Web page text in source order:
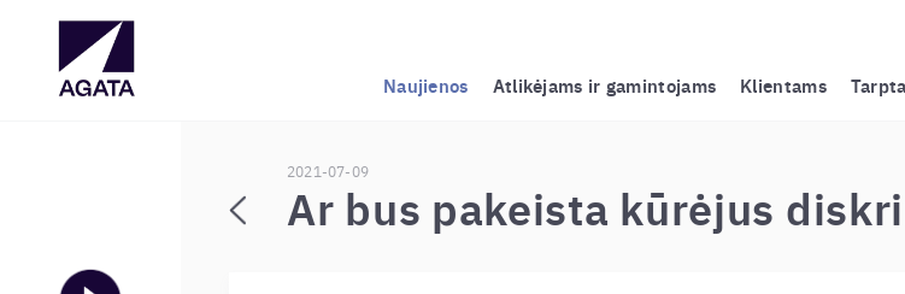
Naujienos Atlikėjams ir gamintojams Klientams
2021-07-09
Ar bus pakeista kūrėjus